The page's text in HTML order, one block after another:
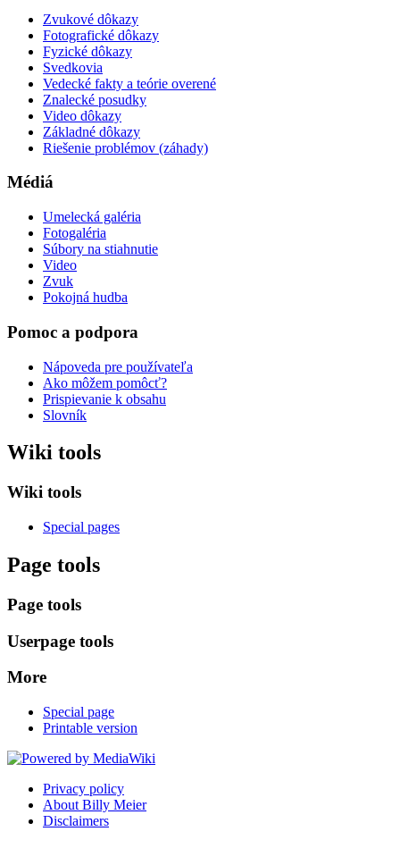
Zvukové dôkazy
Fotografické dôkazy
Fyzické dôkazy
Svedkovia
Vedecké fakty a teórie overené
Znalecké posudky
Video dôkazy
Základné dôkazy
Riešenie problémov (záhady)
Médiá
Umelecká galéria
Fotogaléria
Súbory na stiahnutie
Video
Zvuk
Pokojná hudba
Pomoc a podpora
Nápoveda pre používateľa
Ako môžem pomôcť?
Prispievanie k obsahu
Slovník
Wiki tools
Wiki tools
Special pages
Page tools
Page tools
Userpage tools
More
Special page
Printable version
Privacy policy
About Billy Meier
Disclaimers